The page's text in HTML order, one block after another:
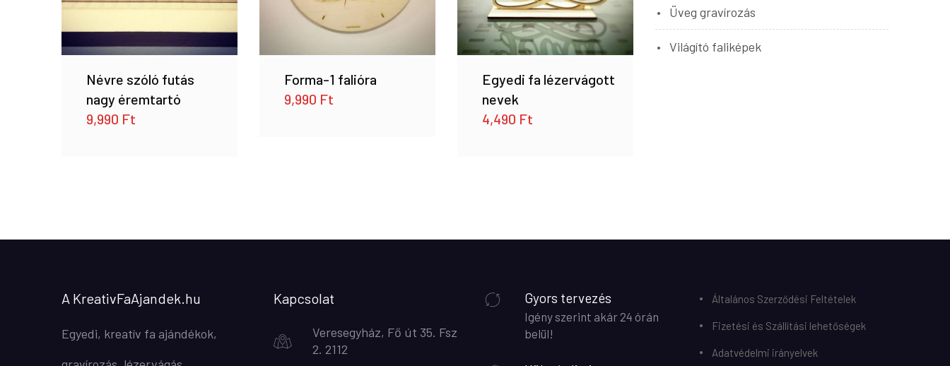
Névre szóló futás
nagy éremtartó
9,990 Ft
Forma-1 falióra
9,990 Ft
Egyedi fa lézervágott
nevek
4,490 Ft
Üveg gravírozás
Világító faliképek
A KreativFaAjandek.hu
Egyedi, kreatív fa ajándékok,
Kapcsolat
Veresegyház, Fő út 35. Fsz
2. 2112
Gyors tervezés
Igény szerint akár 24 órán
belül!
Általános Szerződési Feltételek
Fizetési és Szállítási lehetőségek
Adatvédelmi irányelvek